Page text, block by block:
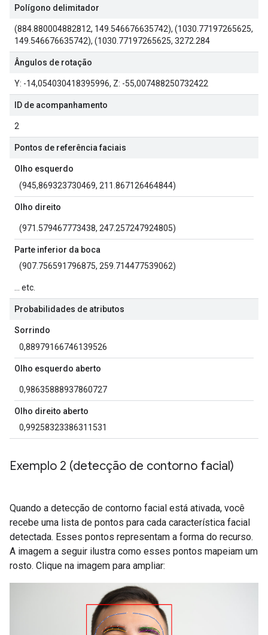
Polígono delimitador
(884.880004882812, 149.546676635742), (1030.77197265625,
149.546676635742), (1030.77197265625, 3272.284
Ângulos de rotação
Y: -14,054030418395996, Z: -55,007488250732422
ID de acompanhamento
2
Pontos de referência faciais
Olho esquerdo
(945,869323730469, 211.867126464844)
Olho direito
(971.579467773438, 247.257247924805)
Parte inferior da boca
(907.756591796875, 259.714477539062)
... etc.
Probabilidades de atributos
Sorrindo
0,88979166746139526
Olho esquerdo aberto
0,98635888937860727
Olho direito aberto
0,99258323386311531
Exemplo 2 (detecção de contorno facial)
Quando a detecção de contorno facial está ativada, você
recebe uma lista de pontos para cada característica facial
detectada. Esses pontos representam a forma do recurso.
A imagem a seguir ilustra como esses pontos mapeiam um
rosto. Clique na imagem para ampliar: